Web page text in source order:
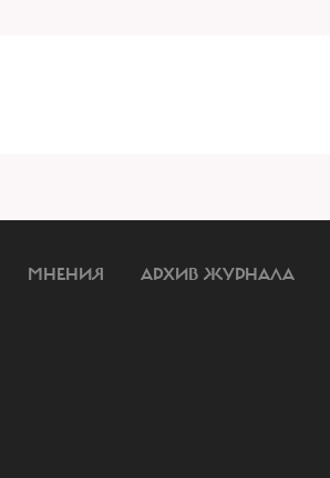
МНЕНИЯ АРХИВ ЖУРНАЛА